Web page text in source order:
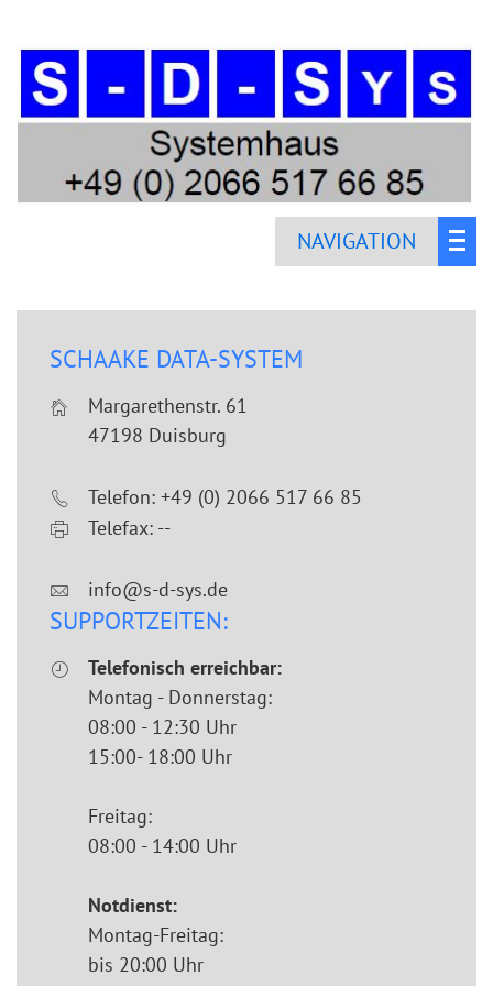
NAVIGATION
SCHAAKE DATA-SYSTEM
Margarethenstr. 61
47198 Duisburg
Telefon: +49 (0) 2066 517 66 85
Telefax: --
info@s-d-sys.de
SUPPORTZEITEN:
Telefonisch erreichbar:
Montag - Donnerstag:
08:00 - 12:30 Uhr
15:00- 18:00 Uhr
Freitag:
08:00 - 14:00 Uhr
Notdienst:
Montag-Freitag:
bis 20:00 Uhr